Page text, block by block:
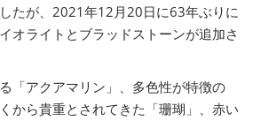
たが、2021年12月20日に63年ぶりに
オライトとブラッドストーンが追加さ
「アクアマリン」、多色性が特徴の
から貴重とされてきた「珊瑚」、赤い